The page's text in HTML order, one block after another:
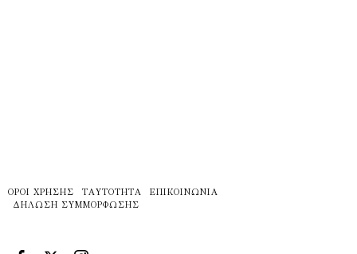
ΌΡΟΙ ΧΡΉΣΗΣ ΤΑΥΤΌΤΗΤΑ
ΕΠΙΚΟΙΝΩΝΊΑ
ΔΉΛΩΣΗ ΣΥΜΜΌΡΦΩΣΗΣ